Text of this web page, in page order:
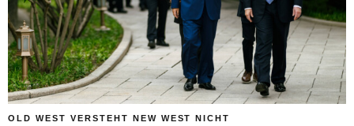
OLD WEST VERSTEHT NEW WEST NICHT